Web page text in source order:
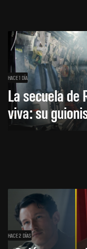
HACE 1 DÍA
La secuela de
viva: su
HACE 2 DÍAS